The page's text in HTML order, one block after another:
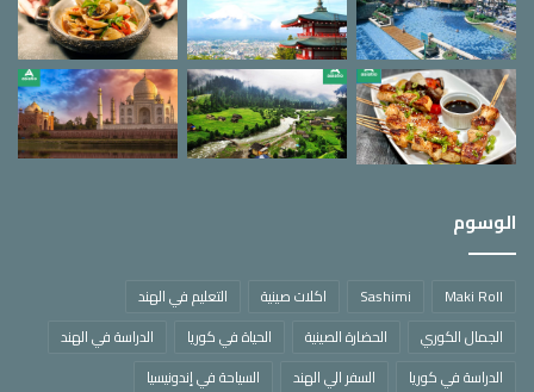
الوسوم
Maki Roll
Sashimi اكلات صينية
التعليم في الهند
الجمال الكوري
الحضارة الصينية الحياة في كوريا
الدراسة في الهند
الدراسة في كوريا
السفر الي الهند
السياحة في إندونيسيا